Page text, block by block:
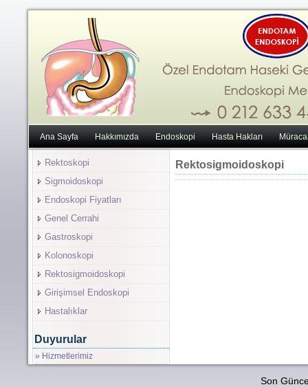
Ana Sayfa Hakkımızda Endoskopi Hasta Hakları
Rektoskopi
Sigmoidoskopi
Endoskopi Fiyatları
Genel Cerrahi
Gastroskopi
Kolonoskopi
Rektosigmoidoskopi
Girişimsel Endoskopi
Hastalıklar
Duyurular
» Hizmetlerimiz
Rektosigmoidoskopi
Son